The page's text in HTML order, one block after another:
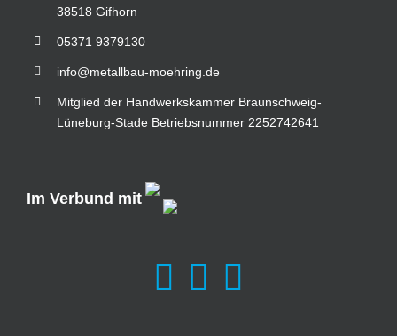
38518 Gifhorn
05371 9379130
info@metallbau-moehring.de
Mitglied der Handwerkskammer Braunschweig-
Lüneburg-Stade Betriebsnummer 2252742641
Im Verbund mit